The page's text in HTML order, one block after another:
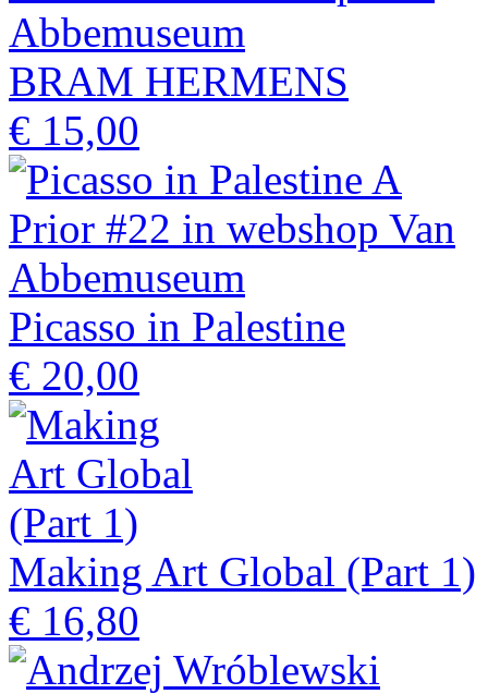
BRAM HERMENS
€ 15,00
Picasso in Palestine
€ 20,00
Making Art Global (Part 1)
€ 16,80